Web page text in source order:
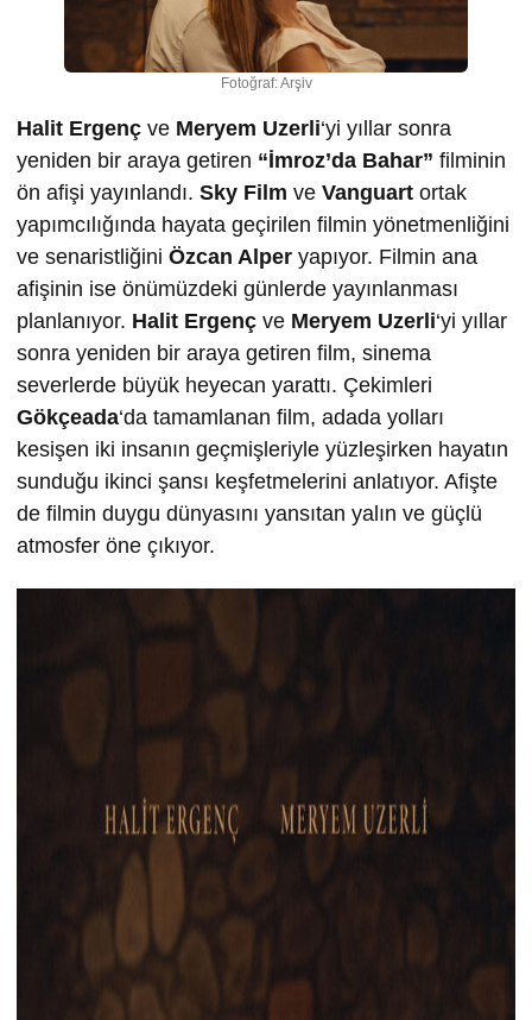
Fotoğraf: Arşiv
Halit Ergenç ve Meryem Uzerli‘yi yıllar sonra
yeniden bir araya getiren “İmroz’da Bahar” filminin
ön afişi yayınlandı. Sky Film ve Vanguart ortak
yapımcılığında hayata geçirilen filmin yönetmenliğini
ve senaristliğini Özcan Alper yapıyor. Filmin ana
afişinin ise önümüzdeki günlerde yayınlanması
planlanıyor. Halit Ergenç ve Meryem Uzerli‘yi yıllar
sonra yeniden bir araya getiren film, sinema
severlerde büyük heyecan yarattı. Çekimleri
Gökçeada‘da tamamlanan film, adada yolları
kesişen iki insanın geçmişleriyle yüzleşirken hayatın
sunduğu ikinci şansı keşfetmelerini anlatıyor. Afişte
de filmin duygu dünyasını yansıtan yalın ve güçlü
atmosfer öne çıkıyor.